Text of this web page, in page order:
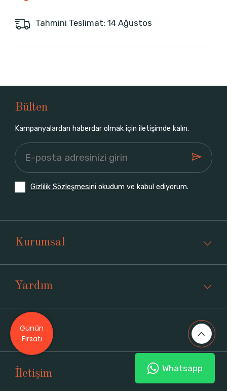
Tahmini Teslimat: 14 Ağustos
Bülten
Kampanyalardan haberdar olmak için iletişimde kalın.
Gizlilik Sözleşmesini okudum ve kabul ediyorum.
Kurumsal
Yardım
Üyelik
İletişim Whatsapp
Günün
Fırsatı